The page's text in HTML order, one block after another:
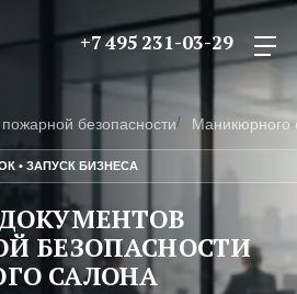
+7 495 231-03-29
безопасности Маникюрного
• ЗАПУСК БИЗНЕСА
БЕЗОПАСНОСТИ
САЛОНА